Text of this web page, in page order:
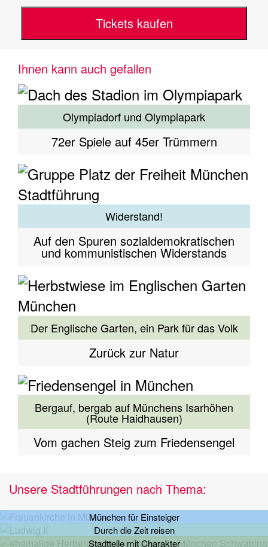
Tickets kaufen
Ihnen kann auch gefallen
Olympiadorf und Olympiapark
72er Spiele auf 45er Trümmern
Widerstand!
Auf den Spuren sozialdemokratischen
und kommunistischen Widerstands
Der Englische Garten, ein Park für das Volk
Zurück zur Natur
Bergauf, bergab auf Münchens Isarhöhen
(Route Haidhausen)
Vom gachen Steig zum Friedensengel
Unsere Stadtführungen nach Thema:
München für Einsteiger
Durch die Zeit reisen
Stadtteile mit Charakter